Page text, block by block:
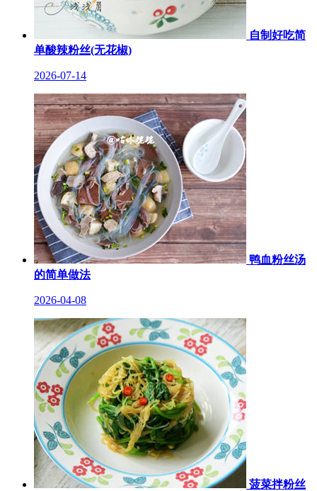
自制好吃简
单酸辣粉丝(无花椒)
2026-07-14
鸭血粉丝汤
的简单做法
2026-04-08
菠菜拌粉丝